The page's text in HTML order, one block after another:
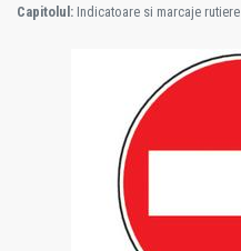
Capitolul: Indicatoare si marcaje rutiere